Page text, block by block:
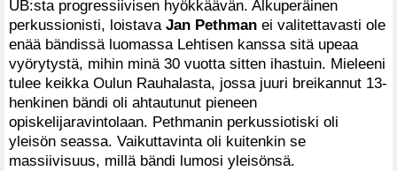
UB:sta progressiivisen hyökkäävän. Alkuperäinen
perkussionisti, loistava Jan Pethman ei valitettavasti ole
enää bändissä luomassa Lehtisen kanssa sitä upeaa
vyörytystä, mihin minä 30 vuotta sitten ihastuin. Mieleeni
tulee keikka Oulun Rauhalasta, jossa juuri breikannut 13-
henkinen bändi oli ahtautunut pieneen
opiskelijaravintolaan. Pethmanin perkussiotiski oli
yleisön seassa. Vaikuttavinta oli kuitenkin se
massiivisuus, millä bändi lumosi yleisönsä.